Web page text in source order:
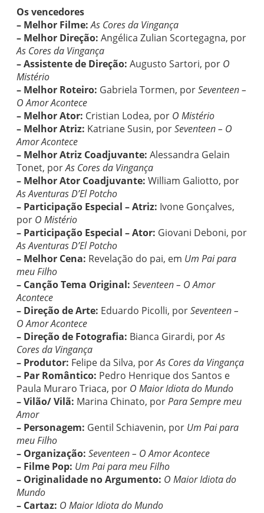
Os vencedores
– Melhor Filme: As Cores da Vingança
– Melhor Direção: Angélica Zulian Scortegagna, por
As Cores da Vingança
– Assistente de Direção: Augusto Sartori, por O
Mistério
– Melhor Roteiro: Gabriela Tormen, porSeventeen –
O Amor Acontece
– Melhor Ator: Cristian Lodea, por O Mistério
– Melhor Atriz: Katriane Susin, porSeventeen – O
Amor Acontece
– Melhor Atriz Coadjuvante: Alessandra Gelain
Tonet, porAs Cores da Vingança
– Melhor Ator Coadjuvante: William Galiotto, por
As Aventuras D’El Potcho
– Participação Especial – Atriz: Ivone Gonçalves,
por O Mistério
– Participação Especial – Ator: Giovani Deboni, por
As Aventuras D’El Potcho
– Melhor Cena: Revelação do pai, em Um Pai para
meu Filho
– Canção Tema Original: Seventeen – O Amor
Acontece
– Direção de Arte: Eduardo Picolli, porSeventeen –
O Amor Acontece
– Direção de Fotografia: Bianca Girardi, porAs
Cores da Vingança
– Produtor: Felipe da Silva, porAs Cores da Vingança
– Par Romântico: Pedro Henrique dos Santos e
Paula Muraro Triaca, por O Maior Idiota do Mundo
– Vilão/ Vilã: Marina Chinato, porPara Sempre meu
Amor
– Personagem: Gentil Schiavenin, por Um Pai para
meu Filho
– Organização: Seventeen – O Amor Acontece
– Filme Pop: Um Pai para meu Filho
– Originalidade no Argumento: O Maior Idiota do
Mundo
– Cartaz: O Maior Idiota do Mundo